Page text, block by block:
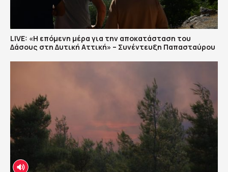
LIVE: «Η επόμενη μέρα για την αποκατάσταση του
Δάσους στη Δυτική Αττική» – Συνέντευξη Παπασταύρου